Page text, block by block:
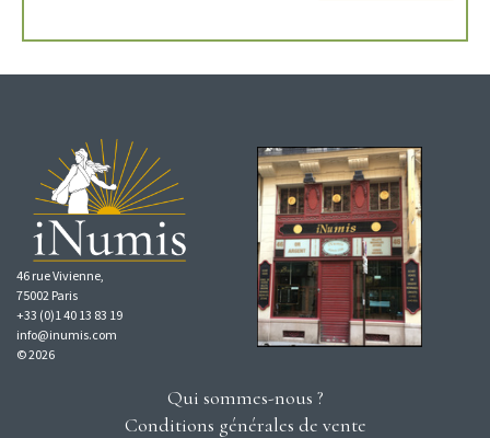
46 rue Vivienne,
75002 Paris
+33 (0)1 40 13 83 19
info@inumis.com
© 2026
Qui sommes-nous ?
Conditions générales de vente